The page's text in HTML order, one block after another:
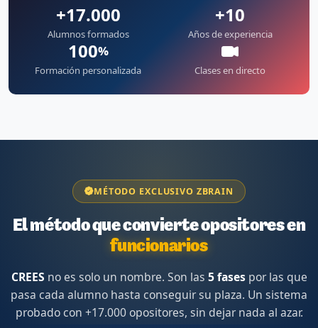
+17.000
Alumnos formados
+10
Años de experiencia
100%
Formación personalizada Clases en directo
MÉTODO EXCLUSIVO ZBRAIN
El método que convierte opositores en
funcionarios
CREES no es solo un nombre. Son las 5 fasespor las que
pasa cada alumno hasta conseguir su plaza. Un sistema
probado con +17.000 opositores, sin dejar nada al azar.